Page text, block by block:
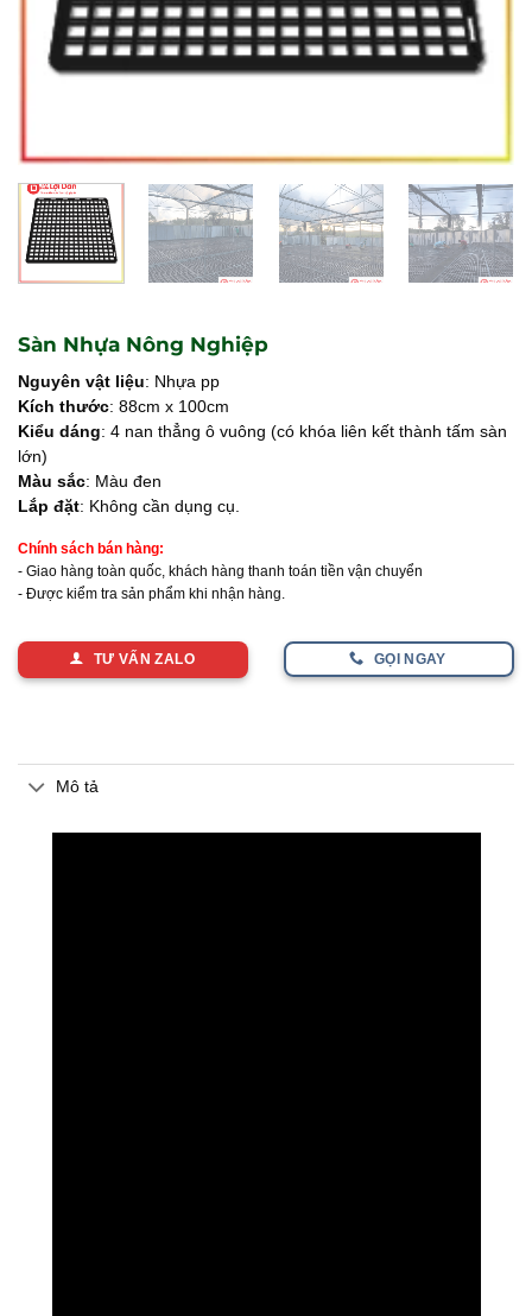
Sàn Nhựa Nông Nghiệp
Nguyên vật liệu: Nhựa pp
Kích thước: 88cm x 100cm
Kiểu dáng: 4 nan thẳng ô vuông (có khóa liên kết thành tấm sàn
lớn)
Màu sắc: Màu đen
Lắp đặt: Không cần dụng cụ.
Chính sách bán hàng:
- Giao hàng toàn quốc, khách hàng thanh toán tiền vận chuyển
- Được kiểm tra sản phẩm khi nhận hàng.
TƯ VẤN ZALO GỌI NGAY
Mô tả